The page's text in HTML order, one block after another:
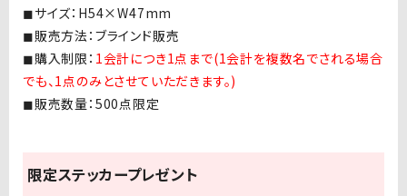
◼︎サイズ：H54×W47mm
◼︎販売方法：ブラインド販売
◼︎購入制限： 1会計につき1点まで(1会計を複数名でされる場合
でも、1点のみとさせていただきます。)
◼︎販売数量：500点限定
限定ステッカープレゼント